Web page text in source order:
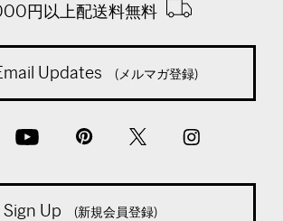
円以上配送料無料
Updates (メルマガ登録)
Sign Up (新規会員登録)